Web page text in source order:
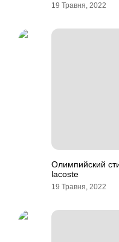
19 Травня, 2022
Олимпийский
lacoste
19 Травня, 2022